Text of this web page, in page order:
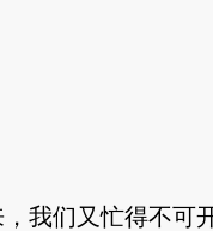
们又忙得不可